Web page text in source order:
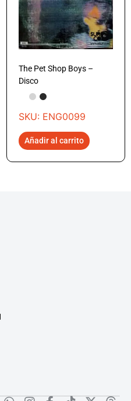
The Pet Shop Boys –
Disco
SKU: ENG0099
Añadir al carrito